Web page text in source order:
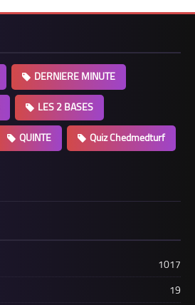
DERNIERE MINUTE
LES 2 BASES
QUINTE
Quiz Chedmedturf
1017
19